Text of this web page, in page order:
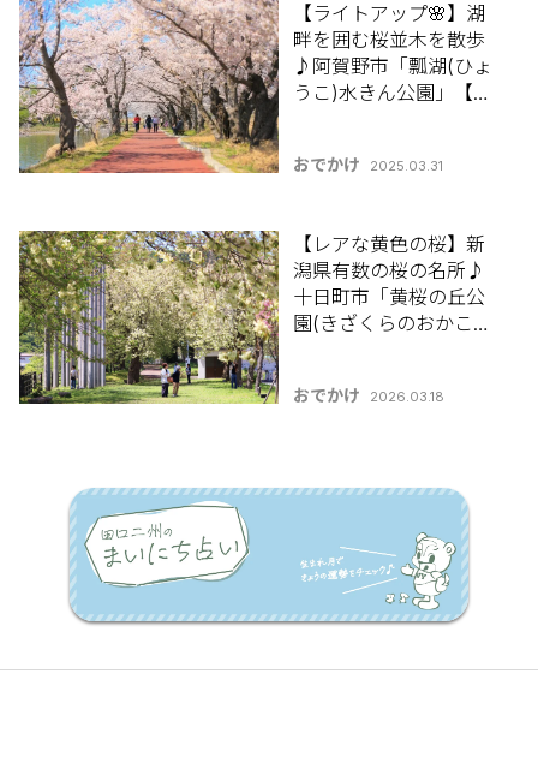
【ライトアップ🌸】湖
畔を囲む桜並木を散歩
♪阿賀野市「瓢湖(ひょ
うこ)水きん公園」【新
おでかけ 2025.03.31
【レアな黄色の桜】新
潟県有数の桜の名所♪
十日町市「黄桜の丘公
園(きざくらのおかこう
2026】
おでかけ 2026.03.18